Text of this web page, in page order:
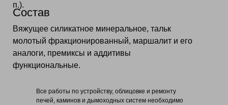
Все работы по устройству, облицовке и ремонту
печей, каминов и дымоходных систем необходимо
Вяжущее силикатное минеральное, тальк
молотый фракционированный, маршалит и его
аналоги, премиксы и аддитивы
функциональные.
Состав
п.).